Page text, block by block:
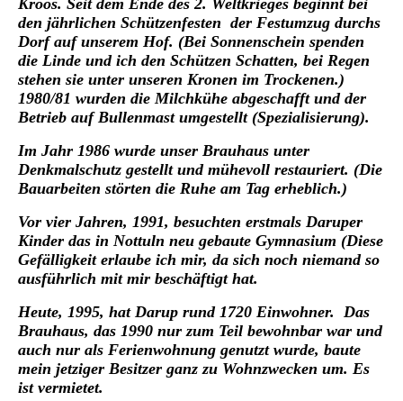
den jährlichen Schützenfesten der Festumzug durchs
Dorf auf unserem Hof. (Bei Sonnenschein spenden
die Linde und ich den Schützen Schatten, bei Regen
stehen sie unter unseren Kronen im Trockenen.)
1980/81 wurden die Milchkühe abgeschafft und der
Betrieb auf Bullenmast umgestellt (Spezialisierung).
Im Jahr 1986 wurde unser Brauhaus unter
Denkmalschutz gestellt und mühevoll restauriert. (Die
Bauarbeiten störten die Ruhe am Tag erheblich.)
Vor vier Jahren, 1991, besuchten erstmals Daruper
Kinder das in Nottuln neu gebaute Gymnasium (Diese
Gefälligkeit erlaube ich mir, da sich noch niemand so
ausführlich mit mir beschäftigt hat.
Heute, 1995, hat Darup rund 1720 Einwohner. Das
Brauhaus, das 1990 nur zum Teil bewohnbar war und
auch nur als Ferienwohnung genutzt wurde, baute
mein jetziger Besitzer ganz zu Wohnzwecken um. Es
ist vermietet.